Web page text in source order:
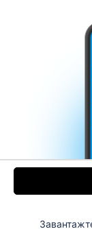
© 2006–2026